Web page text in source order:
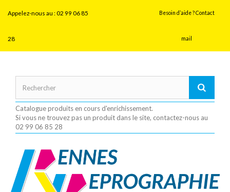
Besoin d’aide ? Contact
mail
Appelez-nous au :02 99 06 85
28
Catalogue produits en cours d'enrichissement.
Si vous ne trouvez pas un produit dans le site, contactez-nous au
02 99 06 85 28